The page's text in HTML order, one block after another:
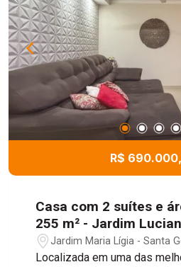
R$
Casa com 2 suítes e
255 m² - Jardim
Gertrudes/SP
Jardim Maria Lígia - Santa
Localizada em uma das